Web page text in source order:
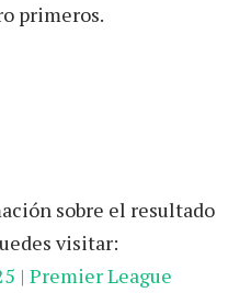
primeros.
sobre el resultado
visitar:
| Premier League